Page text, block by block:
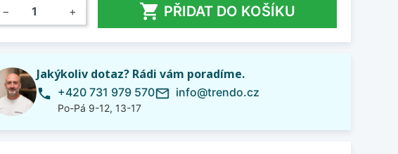
− +  PŘIDAT DO KOŠÍKU
Jakýkoliv dotaz? Rádi vám poradíme.
phone +420 731 979 570
Po-Pá 9-12, 13-17
mail_outline info@trendo.cz